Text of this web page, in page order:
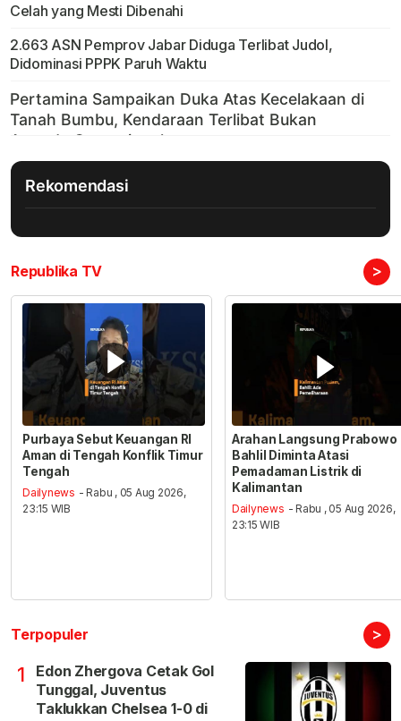
Celah yang Mesti Dibenahi
2.663 ASN Pemprov Jabar Diduga Terlibat Judol,
Didominasi PPPK Paruh Waktu
Rekomendasi
Republika TV >
Purbaya Sebut Keuangan RI
Aman di Tengah Konflik Timur
Tengah
Dailynews - Rabu , 05 Aug 2026,
23:15 WIB
Arahan Langsung Prabowo
Bahlil Diminta Atasi
Pemadaman Listrik di
Kalimantan
Dailynews - Rabu , 05 Aug 2026,
23:15 WIB
Terpopuler >
1
Edon Zhergova Cetak Gol
Tunggal, Juventus
Taklukkan Chelsea 1-0 di